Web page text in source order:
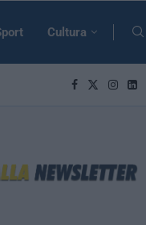
Cultura